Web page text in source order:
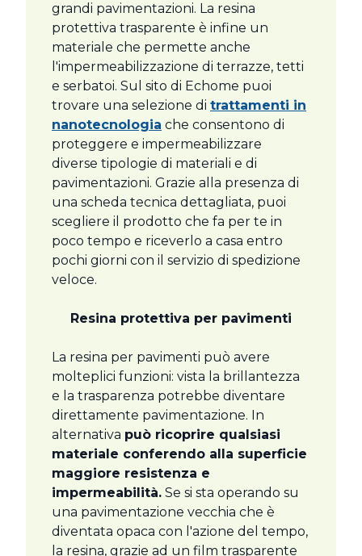
grandi pavimentazioni. La resina
protettiva trasparente è infine un
materiale che permette anche
l'impermeabilizzazione di terrazze, tetti
e serbatoi. Sul sito di Echome puoi
trovare una selezione di trattamenti in
nanotecnologia che consentono di
proteggere e impermeabilizzare
diverse tipologie di materiali e di
pavimentazioni. Grazie alla presenza di
una scheda tecnica dettagliata, puoi
scegliere il prodotto che fa per te in
poco tempo e riceverlo a casa entro
pochi giorni con il servizio di spedizione
veloce.
Resina protettiva per pavimenti
La resina per pavimenti può avere
molteplici funzioni: vista la brillantezza
e la trasparenza potrebbe diventare
direttamente pavimentazione. In
alternativa può ricoprire qualsiasi
materiale conferendo alla superficie
maggiore resistenza e
impermeabilità. Se si sta operando su
una pavimentazione vecchia che è
diventata opaca con l'azione del tempo,
la resina, grazie ad un film trasparente